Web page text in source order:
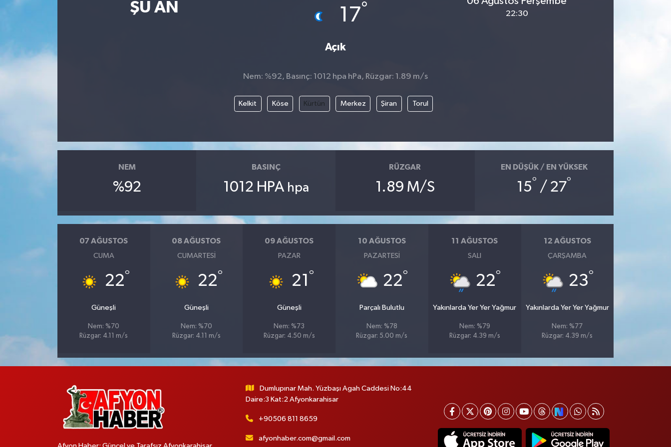
ŞU AN 17°
Açık
22:30
Nem: %92, Basınç: 1012 hpa hPa, Rüzgar: 1.89 m/s
Kelkit Köse Kürtün Merkez Şiran Torul
NEM
%92
BASINÇ
1012 HPA hpa
RÜZGAR
1.89 M/S
EN DÜŞÜK / EN YÜKSEK
15° / 27°
07 AĞUSTOS
CUMA
22°
Güneşli
Nem: %70
Rüzgar: 4.11 m/s
08 AĞUSTOS
CUMARTESI
22°
Güneşli
Nem: %70
Rüzgar: 4.11 m/s
09 AĞUSTOS
PAZAR
21 °
Güneşli
Nem: %73
Rüzgar: 4.50 m/s
10 AĞUSTOS
PAZARTESI
22°
Parçalı Bulutlu
Nem: %78
Rüzgar: 5.00 m/s
11 AĞUSTOS
SALI
22°
Yakınlarda Yer Yer Yağmur
Nem: %79
Rüzgar: 4.39 m/s
12 AĞUSTOS
ÇARŞAMBA
23°
Yakınlarda Yer Yer Yağmur
Nem: %77
Rüzgar: 4.39 m/s
Dumlupınar Mah. Yüzbaşı Agah Caddesi No:44
Daire:3 Kat:2 Afyonkarahisar
+90506 811 8659
afyonhaber.com@gmail.com
Etkinlikler